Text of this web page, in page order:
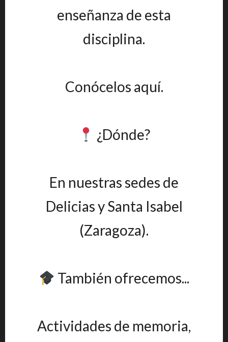
enseñanza de esta
disciplina.
Conócelos aquí.
¿Dónde?
En nuestras sedes de
Delicias y Santa Isabel
(Zaragoza).
También ofrecemos...
Actividades de memoria,